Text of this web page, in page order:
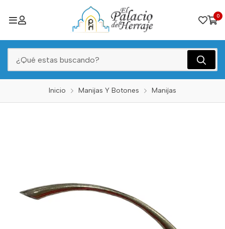
0
Inicio Manijas Y Botones Manijas